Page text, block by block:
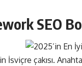
SEO
İsviçre çakısı.